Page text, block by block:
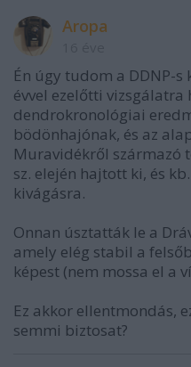
Aropa
Én úgy tudom a DDNP-
évvel ezelőtti vizsgálatra
dendrokronológiai
bödönhajónak, és az
Muravidékről származó
sz. elején hajtott ki, és
kivágásra.
Onnan úsztatták le a
amely elég stabil a
képest (nem mossa el a
Ez akkor ellentmondás,
semmi biztosat?